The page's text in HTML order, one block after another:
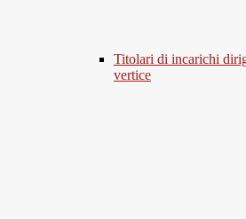
Titolari di incarichi
vertice